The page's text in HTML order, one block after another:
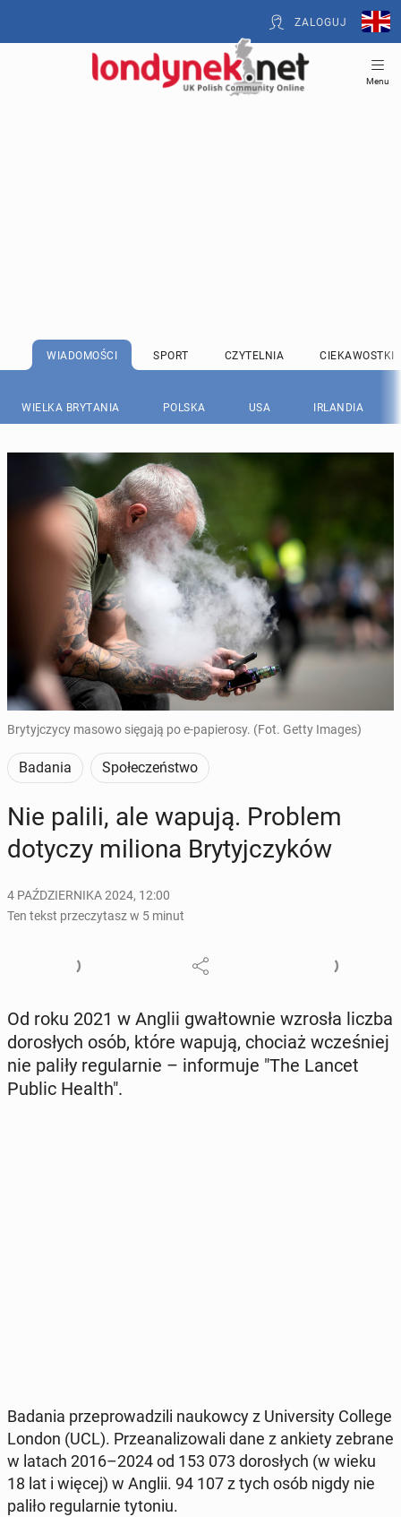
ZALOGUJ
Menu
WIADOMOŚCI SPORT CZYTELNIA CIEKAWOSTKI
WIELKA BRYTANIA POLSKA USA IRLANDIA
Brytyjczycy masowo sięgają po e-papierosy. (Fot. Getty Images)
Badania Społeczeństwo
Nie palili, ale wapują. Problem
dotyczy miliona Bry­tyj­czy­ków
4 PAŹDZIERNIKA 2024, 12:00
Ten tekst przeczytasz w 5 minut
Od roku 2021 w Anglii gwał­tow­nie wzrosła liczba
do­ro­słych osób, które wapują, chociaż wcze­śniej
nie paliły re­gu­lar­nie – in­for­mu­je "The Lancet
Public Health".
Badania prze­pro­wa­dzi­li na­ukow­cy z Uni­ver­si­ty College
London (UCL). Prze­ana­li­zo­wa­li dane z ankiety zebrane
w latach 2016–2024 od 153 073 do­ro­słych (w wieku
18 lat i więcej) w Anglii. 94 107 z tych osób nigdy nie
paliło re­gu­lar­nie tytoniu.